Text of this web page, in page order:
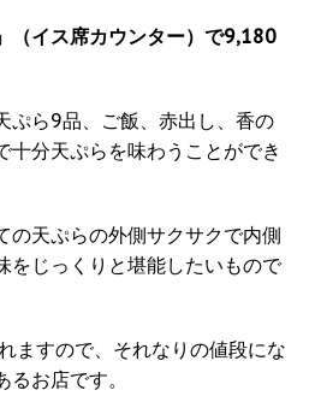
（イス席カウンター）で9,180
ぷら9品、ご飯、赤出し、香の
十分天ぷらを味わうことができ
の天ぷらの外側サクサクで内側
をじっくりと堪能したいもので
ますので、それなりの値段にな
お店です。